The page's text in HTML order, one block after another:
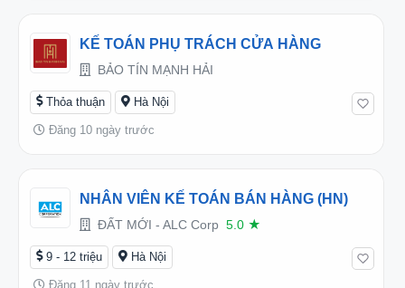
KẾ TOÁN PHỤ TRÁCH CỬA HÀNG
BẢO TÍN MẠNH HẢI
Thỏa thuận Hà Nội
Đăng 10 ngày trước
NHÂN VIÊN KẾ TOÁN BÁN HÀNG (HN)
ĐẤT MỚI - ALC Corp 5.0 ★
9 - 12 triệu Hà Nội
Đăng 11 ngày trước